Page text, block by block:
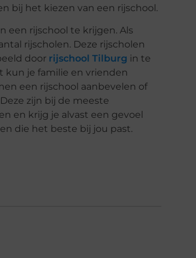
bij het kiezen van een rijschool.
een rijschool te krijgen. Als
rijscholen. Deze rijscholen
door rijschool Tilburg in te
kun je familie en vrienden
een rijschool aanbevelen of
zijn bij de meeste
en krijg je alvast een gevoel
die het beste bij jou past.